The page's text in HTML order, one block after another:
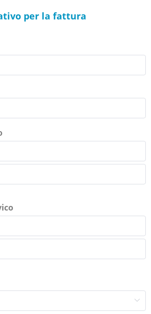
per la fattura